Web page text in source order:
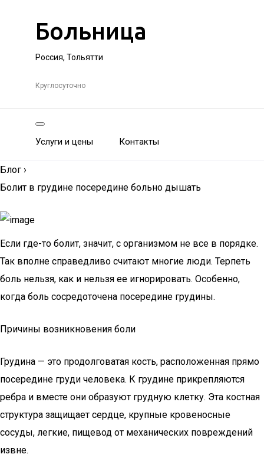
Больница
Россия, Тольятти
Круглосуточно
Услуги и цены Контакты
Блог ›
Болит в грудине посередине больно дышать
Если где-то болит, значит, с организмом не все в порядке.
Так вполне справедливо считают многие люди. Терпеть
боль нельзя, как и нельзя ее игнорировать. Особенно,
когда боль сосредоточена посередине грудины.
Причины возникновения боли
Грудина — это продолговатая кость, расположенная прямо
посередине груди человека. К грудине прикрепляются
ребра и вместе они образуют грудную клетку. Эта костная
структура защищает сердце, крупные кровеносные
сосуды, легкие, пищевод от механических повреждений
извне.